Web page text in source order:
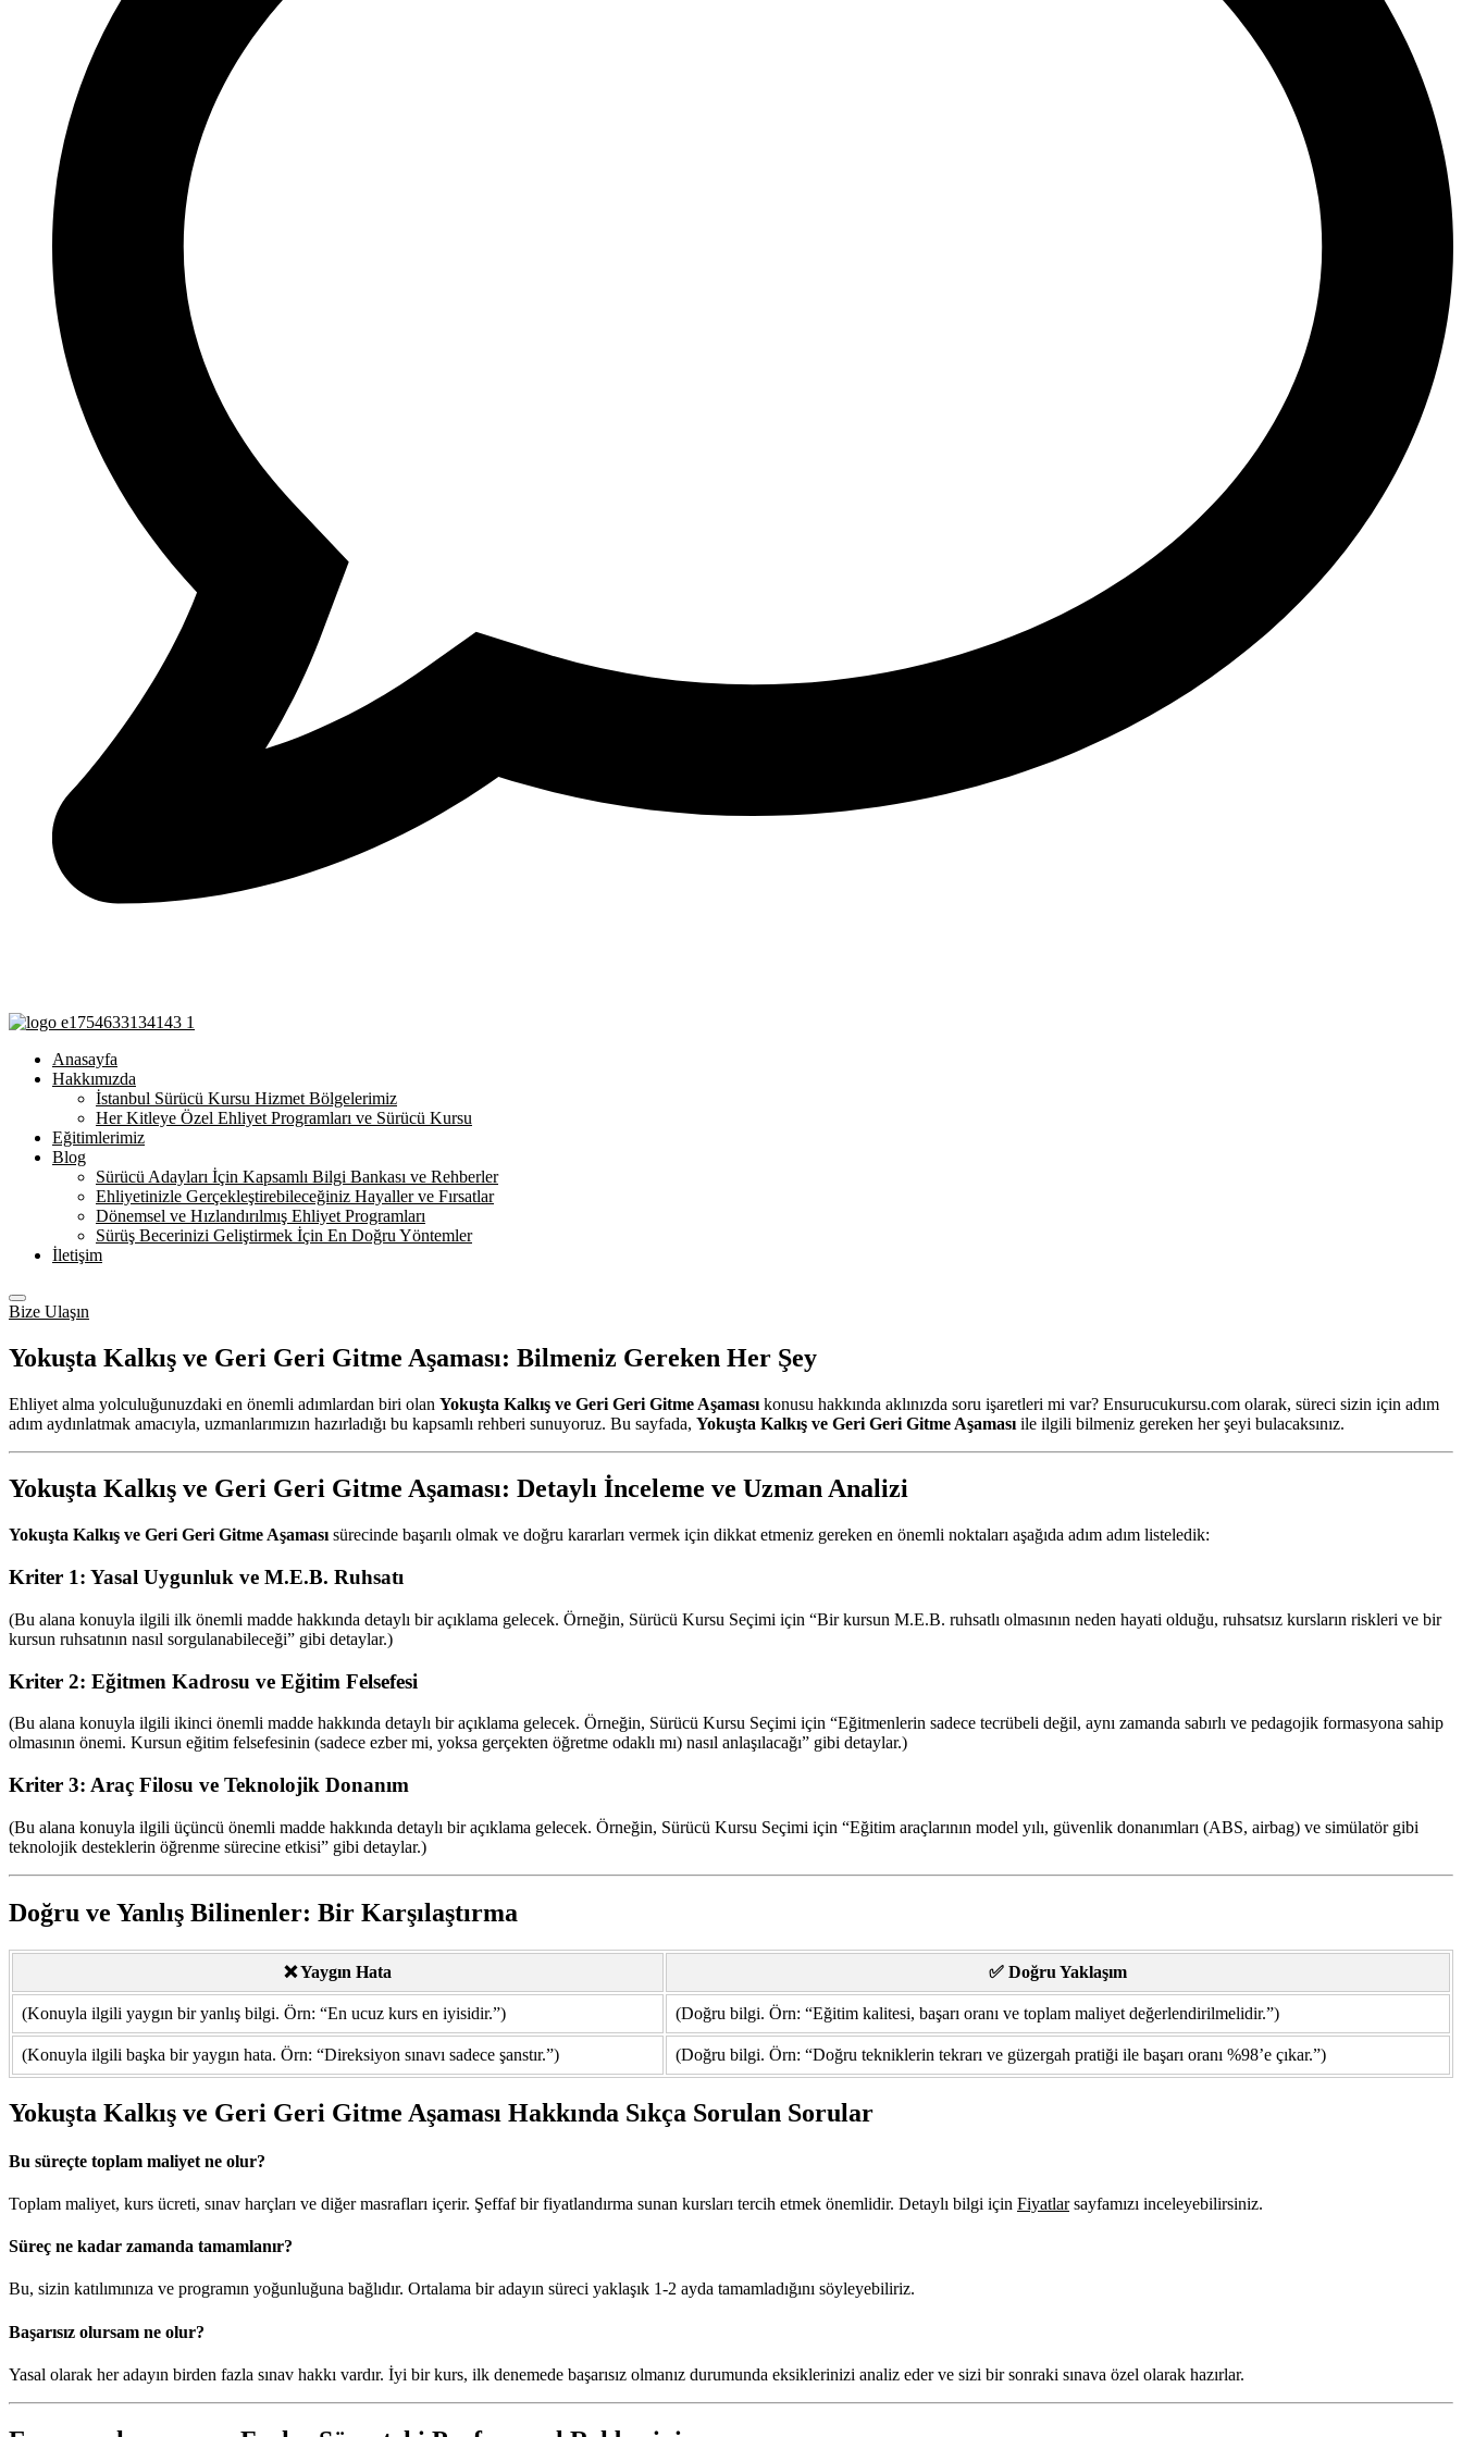
Anasayfa
Hakkımızda
İstanbul Sürücü Kursu Hizmet Bölgelerimiz
Her Kitleye Özel Ehliyet Programları ve Sürücü Kursu
Eğitimlerimiz
Blog
Sürücü Adayları İçin Kapsamlı Bilgi Bankası ve Rehberler
Ehliyetinizle Gerçekleştirebileceğiniz Hayaller ve Fırsatlar
Dönemsel ve Hızlandırılmış Ehliyet Programları
Sürüş Becerinizi Geliştirmek İçin En Doğru Yöntemler
İletişim
Bize Ulaşın
Yokuşta Kalkış ve Geri Geri Gitme Aşaması: Bilmeniz Gereken Her Şey
Ehliyet alma yolculuğunuzdaki en önemli adımlardan biri olan Yokuşta Kalkış ve Geri Geri Gitme Aşaması konusu hakkında aklınızda soru işaretleri mi var? Ensurucukursu.com olarak, süreci sizin için adım
adım aydınlatmak amacıyla, uzmanlarımızın hazırladığı bu kapsamlı rehberi sunuyoruz. Bu sayfada, Yokuşta Kalkış ve Geri Geri Gitme Aşaması ile ilgili bilmeniz gereken her şeyi bulacaksınız.
Yokuşta Kalkış ve Geri Geri Gitme Aşaması: Detaylı İnceleme ve Uzman Analizi
Yokuşta Kalkış ve Geri Geri Gitme Aşaması sürecinde başarılı olmak ve doğru kararları vermek için dikkat etmeniz gereken en önemli noktaları aşağıda adım adım listeledik:
Kriter 1: Yasal Uygunluk ve M.E.B. Ruhsatı
(Bu alana konuyla ilgili ilk önemli madde hakkında detaylı bir açıklama gelecek. Örneğin, Sürücü Kursu Seçimi için “Bir kursun M.E.B. ruhsatlı olmasının neden hayati olduğu, ruhsatsız kursların riskleri ve bir
kursun ruhsatının nasıl sorgulanabileceği” gibi detaylar.)
Kriter 2: Eğitmen Kadrosu ve Eğitim Felsefesi
(Bu alana konuyla ilgili ikinci önemli madde hakkında detaylı bir açıklama gelecek. Örneğin, Sürücü Kursu Seçimi için “Eğitmenlerin sadece tecrübeli değil, aynı zamanda sabırlı ve pedagojik formasyona sahip
olmasının önemi. Kursun eğitim felsefesinin (sadece ezber mi, yoksa gerçekten öğretme odaklı mı) nasıl anlaşılacağı” gibi detaylar.)
Kriter 3: Araç Filosu ve Teknolojik Donanım
(Bu alana konuyla ilgili üçüncü önemli madde hakkında detaylı bir açıklama gelecek. Örneğin, Sürücü Kursu Seçimi için “Eğitim araçlarının model yılı, güvenlik donanımları (ABS, airbag) ve simülatör gibi
teknolojik desteklerin öğrenme sürecine etkisi” gibi detaylar.)
Doğru ve Yanlış Bilinenler: Bir Karşılaştırma
❌ Yaygın Hata ✅ Doğru Yaklaşım
(Konuyla ilgili yaygın bir yanlış bilgi. Örn: “En ucuz kurs en iyisidir.”) (Doğru bilgi. Örn: “Eğitim kalitesi, başarı oranı ve toplam maliyet değerlendirilmelidir.”)
(Konuyla ilgili başka bir yaygın hata. Örn: “Direksiyon sınavı sadece şanstır.”) (Doğru bilgi. Örn: “Doğru tekniklerin tekrarı ve güzergah pratiği ile başarı oranı %98’e çıkar.”)
Yokuşta Kalkış ve Geri Geri Gitme Aşaması Hakkında Sıkça Sorulan Sorular
Bu süreçte toplam maliyet ne olur?
Toplam maliyet, kurs ücreti, sınav harçları ve diğer masrafları içerir. Şeffaf bir fiyatlandırma sunan kursları tercih etmek önemlidir. Detaylı bilgi için Fiyatlarsayfamızı inceleyebilirsiniz.
Süreç ne kadar zamanda tamamlanır?
Bu, sizin katılımınıza ve programın yoğunluğuna bağlıdır. Ortalama bir adayın süreci yaklaşık 1-2 ayda tamamladığını söyleyebiliriz.
Başarısız olursam ne olur?
Yasal olarak her adayın birden fazla sınav hakkı vardır. İyi bir kurs, ilk denemede başarısız olmanız durumunda eksiklerinizi analiz eder ve sizi bir sonraki sınava özel olarak hazırlar.